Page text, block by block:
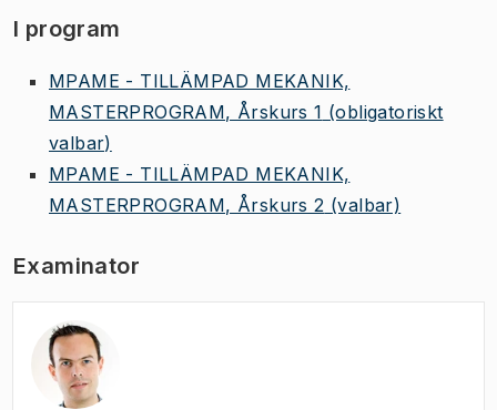
I program
MPAME - TILLÄMPAD MEKANIK,
MASTERPROGRAM, Årskurs 1 (obligatoriskt
valbar)
MPAME - TILLÄMPAD MEKANIK,
MASTERPROGRAM, Årskurs 2 (valbar)
Examinator